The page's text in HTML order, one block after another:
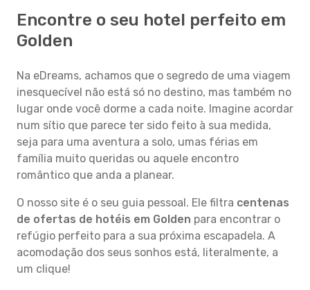
Encontre o seu hotel perfeito em
Golden
Na eDreams, achamos que o segredo de uma viagem
inesquecível não está só no destino, mas também no
lugar onde você dorme a cada noite. Imagine acordar
num sítio que parece ter sido feito à sua medida,
seja para uma aventura a solo, umas férias em
família muito queridas ou aquele encontro
romântico que anda a planear.
O nosso site é o seu guia pessoal. Ele filtra centenas
de ofertas de hotéis em Golden para encontrar o
refúgio perfeito para a sua próxima escapadela. A
acomodação dos seus sonhos está, literalmente, a
um clique!